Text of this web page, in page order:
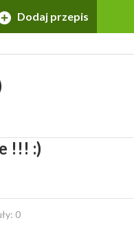
Dodaj przepis
!!! :)
0